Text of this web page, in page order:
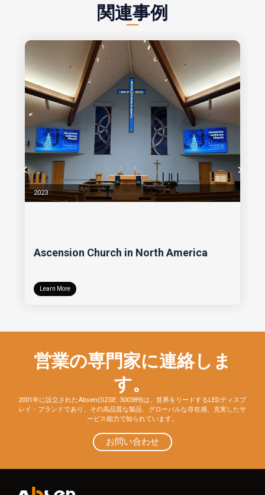
関連事例
2023
Ascension Church in North America
Learn More
営業の専門家に連絡しま
す。
2001年に設立されたAbsen(SZSE: 300389)は、世界をリードするLEDディスプ
レイ・ブランドであり、その高品質な製品、グローバルな存在感、充実したサ
ービス能力で知られています。
お問い合わせ